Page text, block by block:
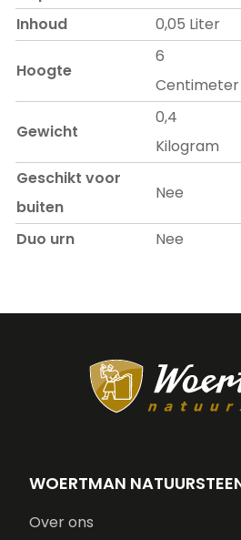
Inhoud
0,05 Liter
Hoogte
6
Centimeter
Gewicht
0,4
Kilogram
Geschikt voor
buiten
Nee
Duo urn Nee
WOERTMAN
Over ons